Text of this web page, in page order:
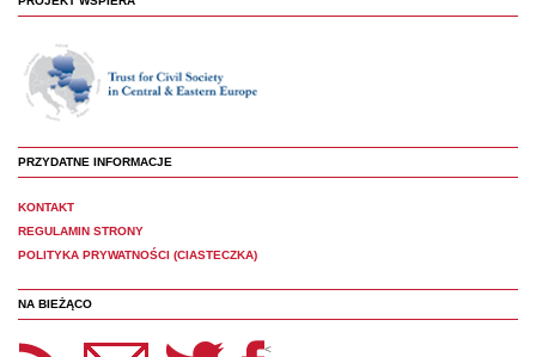
PRZYDATNE INFORMACJE
KONTAKT
REGULAMIN STRONY
POLITYKA PRYWATNOŚCI (CIASTECZKA)
NA BIEŻĄCO
Panoptyka Facebook <